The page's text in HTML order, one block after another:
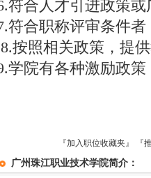
符合人才引进政策
符合职称评审条件
按照相关政策，提
学院有各种激励政
『加入职位收藏夹』 『
广州珠江职业技术学院简介：